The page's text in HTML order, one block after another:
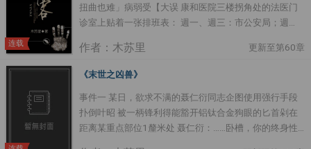
以上均是大雾！其实这就是个古代将军魂魄穿到现
代，把受吓得哭爹喊娘之后才发现认错人了的凄惨故事
似的某人，默默扭头：尼玛谁来先解除老子的困苦
大狗：尼玛是何意？
乌鸦的小嗑叨：唉~恐怖的耽美文不好找啊~这种只有名
字可怕的，就勉强凑合吧~....
连载
扭曲也难」病弱受【大误 康和医院三楼拐角处的法医门
诊室上贴着一张排班表： 週一、週三：市公安局；週
其实在这之下，还有一句话…… 上面写着——每月十五，
阴客到，过期不候，行踪另寻。 某月十五，殷无书站在
后就再没让我进过门。」 谢白抓着门边，面无表情：
「说完了？」 殷无书：「好歹我含辛茹苦养了你小一百
年。」 谢白冷着脸：「所以呢？」 殷无书：「门板拍轻
作者：木苏里 更新至第60章
《末世之凶兽》
事件一 某日，欲求不满的聂仁衍同志企图使用强行手段
扑倒叶昭 被一柄锋利得能豁开铝钛合金狗眼的匕首剁在
距离某重点部位1釐米处 聂仁衍：……卧槽，你的终身性